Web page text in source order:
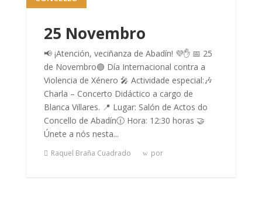
25 Novembro
📢 ¡Atención, veciñanza de Abadín! 💜✋ 📅 25
de Novembro🟣 Día Internacional contra a
Violencia de Xénero 🎤 Actividade especial:🎶
Charla – Concerto Didáctico a cargo de
Blanca Villares. 📍 Lugar: Salón de Actos do
Concello de Abadín🕧 Hora: 12:30 horas 🤝
Únete a nós nesta...
Raquel Braña Cuadrado por